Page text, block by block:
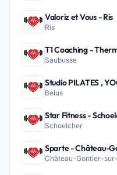
Valoriz et Vous - Ris
Ris
T1 Coaching -
Saubusse
Studio PILATES ,
PEYREHORADE -
Belus
Star Fitness -
Schoelcher
Sparte - Château-
Château-Gontier-